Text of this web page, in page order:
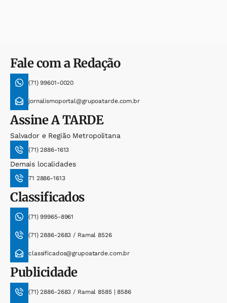
Fale com a Redação
(71) 99601-0020
jornalismoportal@grupoatarde.com.br
AssineA TARDE
Salvador e Região Metropolitana
(71) 2886-1613
Demais localidades
71 2886-1613
Classificados
(71) 99965-8961
(71) 2886-2683 / Ramal 8526
classificados@grupoatarde.com.br
Publicidade
(71) 2886-2683 / Ramal 8585 | 8586